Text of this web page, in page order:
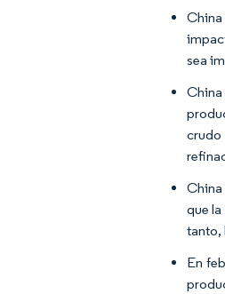
sea
China
crudo
que
tanto,
En